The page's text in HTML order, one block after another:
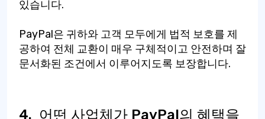
있습니다.
PayPal은 귀하와 고객 모두에게 법적 보호를 제
공하여 전체 교환이 매우 구체적이고 안전하며 잘
문서화된 조건에서 이루어지도록 보장합니다.
4. 어떤 사업체가 PayPal의 혜택을